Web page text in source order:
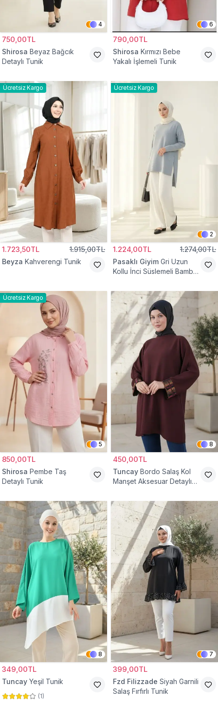
4
750,00TL
Shirosa Beyaz Bağcık
Detaylı Tunik
6
790,00TL
Shirosa Kırmızı Bebe
Yakalı İşlemeli Tunik
Ücretsiz Kargo
1.723,50TL 1.915,00TL
Beyza Kahverengi Tunik
Ücretsiz Kargo
2
1.224,00TL 1.274,00TL
Pasaklı Giyim Gri Uzun
Kollu İnci Süslemeli Bambu
Ücretsiz Kargo
5
850,00TL
Shirosa Pembe Taş
Detaylı Tunik
8
450,00TL
Tuncay Bordo Salaş Kol
Manşet Aksesuar Detaylı
8
349,00TL
Tuncay Yeşil Tunik
(1)
7
399,00TL
Fzd Filizzade Siyah Garnili
Salaş Fırfırlı Tunik